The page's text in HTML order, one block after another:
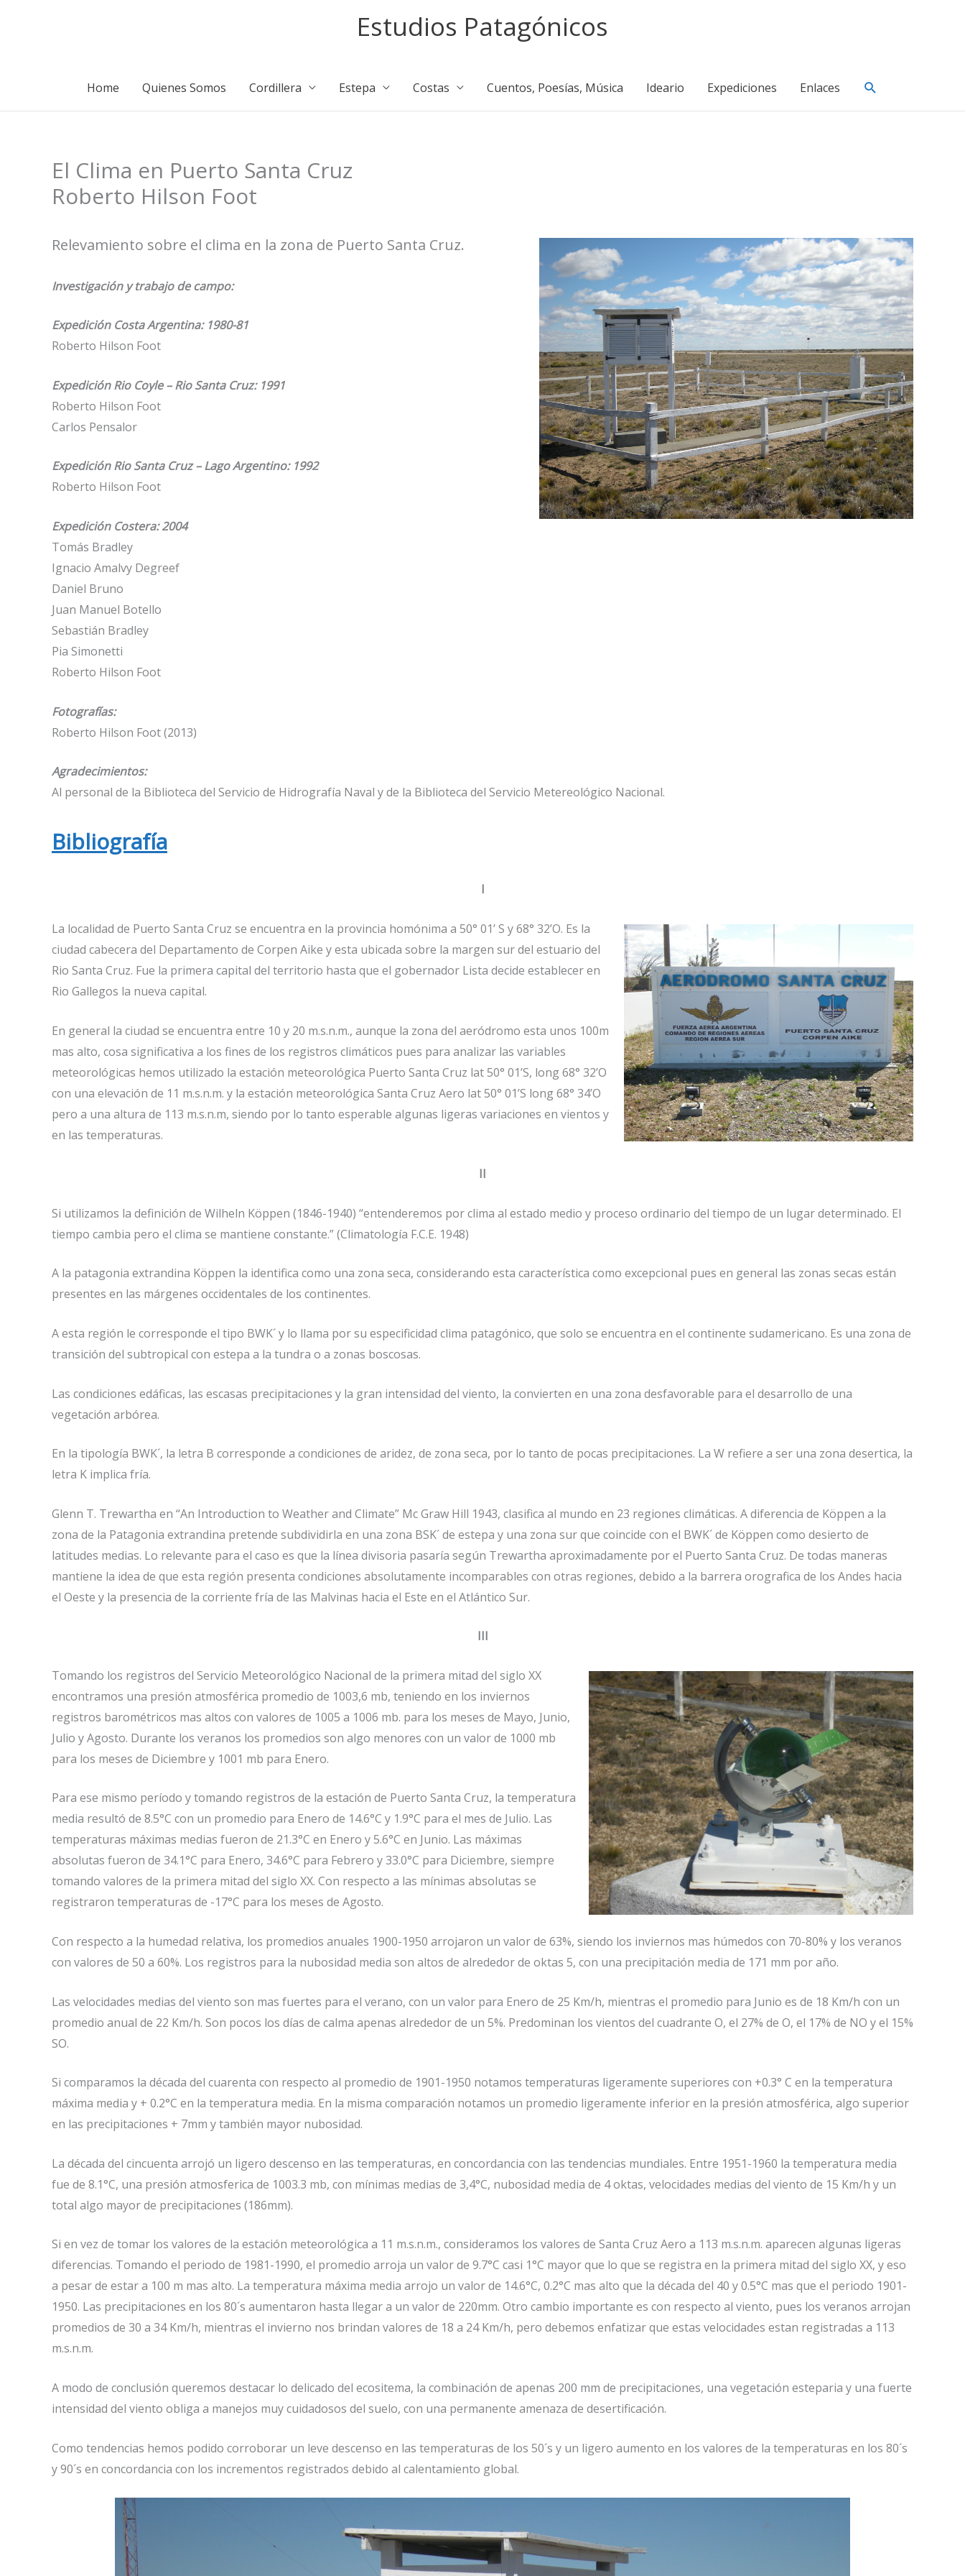
Estudios Patagónicos
Home Quienes Somos Cordillera Estepa Costas Cuentos, Poesías, Música Ideario Expediciones Enlaces Buscar
El Clima en Puerto Santa Cruz
Roberto Hilson Foot
Relevamiento sobre el clima en la zona de Puerto Santa Cruz.
Investigación y trabajo de campo:
Expedición Costa Argentina: 1980-81
Roberto Hilson Foot
Expedición Rio Coyle – Rio Santa Cruz: 1991
Roberto Hilson Foot
Carlos Pensalor
Expedición Rio Santa Cruz – Lago Argentino: 1992
Roberto Hilson Foot
Expedición Costera: 2004
Tomás Bradley
Ignacio Amalvy Degreef
Daniel Bruno
Juan Manuel Botello
Sebastián Bradley
Pia Simonetti
Roberto Hilson Foot
Fotografías:
Roberto Hilson Foot (2013)
Agradecimientos:
Al personal de la Biblioteca del Servicio de Hidrografía Naval y de la Biblioteca del Servicio Metereológico Nacional.
Bibliografía
I
La localidad de Puerto Santa Cruz se encuentra en la provincia homónima a 50° 01’ S y 68° 32’O. Es la
ciudad cabecera del Departamento de Corpen Aike y esta ubicada sobre la margen sur del estuario del
Rio Santa Cruz. Fue la primera capital del territorio hasta que el gobernador Lista decide establecer en
Rio Gallegos la nueva capital.
En general la ciudad se encuentra entre 10 y 20 m.s.n.m., aunque la zona del aeródromo esta unos 100m
mas alto, cosa significativa a los fines de los registros climáticos pues para analizar las variables
meteorológicas hemos utilizado la estación meteorológica Puerto Santa Cruz lat 50° 01’S, long 68° 32’O
con una elevación de 11 m.s.n.m. y la estación meteorológica Santa Cruz Aero lat 50° 01’S long 68° 34’O
pero a una altura de 113 m.s.n.m, siendo por lo tanto esperable algunas ligeras variaciones en vientos y
en las temperaturas.
II
Si utilizamos la definición de Wilheln Köppen (1846-1940) “entenderemos por clima al estado medio y proceso ordinario del tiempo de un lugar determinado. El
tiempo cambia pero el clima se mantiene constante.” (Climatología F.C.E. 1948)
A la patagonia extrandina Köppen la identifica como una zona seca, considerando esta característica como excepcional pues en general las zonas secas están
presentes en las márgenes occidentales de los continentes.
A esta región le corresponde el tipo BWK´ y lo llama por su especificidad clima patagónico, que solo se encuentra en el continente sudamericano. Es una zona de
transición del subtropical con estepa a la tundra o a zonas boscosas.
Las condiciones edáficas, las escasas precipitaciones y la gran intensidad del viento, la convierten en una zona desfavorable para el desarrollo de una
vegetación arbórea.
En la tipología BWK´, la letra B corresponde a condiciones de aridez, de zona seca, por lo tanto de pocas precipitaciones. La W refiere a ser una zona desertica, la
letra K implica fría.
Glenn T. Trewartha en “An Introduction to Weather and Climate” Mc Graw Hill 1943, clasifica al mundo en 23 regiones climáticas. A diferencia de Köppen a la
zona de la Patagonia extrandina pretende subdividirla en una zona BSK´ de estepa y una zona sur que coincide con el BWK´ de Köppen como desierto de
latitudes medias. Lo relevante para el caso es que la línea divisoria pasaría según Trewartha aproximadamente por el Puerto Santa Cruz. De todas maneras
mantiene la idea de que esta región presenta condiciones absolutamente incomparables con otras regiones, debido a la barrera orografica de los Andes hacia
el Oeste y la presencia de la corriente fría de las Malvinas hacia el Este en el Atlántico Sur.
III
Tomando los registros del Servicio Meteorológico Nacional de la primera mitad del siglo XX
encontramos una presión atmosférica promedio de 1003,6 mb, teniendo en los inviernos
registros barométricos mas altos con valores de 1005 a 1006 mb. para los meses de Mayo, Junio,
Julio y Agosto. Durante los veranos los promedios son algo menores con un valor de 1000 mb
para los meses de Diciembre y 1001 mb para Enero.
Para ese mismo período y tomando registros de la estación de Puerto Santa Cruz, la temperatura
media resultó de 8.5°C con un promedio para Enero de 14.6°C y 1.9°C para el mes de Julio. Las
temperaturas máximas medias fueron de 21.3°C en Enero y 5.6°C en Junio. Las máximas
absolutas fueron de 34.1°C para Enero, 34.6°C para Febrero y 33.0°C para Diciembre, siempre
tomando valores de la primera mitad del siglo XX. Con respecto a las mínimas absolutas se
registraron temperaturas de -17°C para los meses de Agosto.
Con respecto a la humedad relativa, los promedios anuales 1900-1950 arrojaron un valor de 63%, siendo los inviernos mas húmedos con 70-80% y los veranos
con valores de 50 a 60%. Los registros para la nubosidad media son altos de alrededor de oktas 5, con una precipitación media de 171 mm por año.
Las velocidades medias del viento son mas fuertes para el verano, con un valor para Enero de 25 Km/h, mientras el promedio para Junio es de 18 Km/h con un
promedio anual de 22 Km/h. Son pocos los días de calma apenas alrededor de un 5%. Predominan los vientos del cuadrante O, el 27% de O, el 17% de NO y el 15%
SO.
Si comparamos la década del cuarenta con respecto al promedio de 1901-1950 notamos temperaturas ligeramente superiores con +0.3° C en la temperatura
máxima media y + 0.2°C en la temperatura media. En la misma comparación notamos un promedio ligeramente inferior en la presión atmosférica, algo superior
en las precipitaciones + 7mm y también mayor nubosidad.
La década del cincuenta arrojó un ligero descenso en las temperaturas, en concordancia con las tendencias mundiales. Entre 1951-1960 la temperatura media
fue de 8.1°C, una presión atmosferica de 1003.3 mb, con mínimas medias de 3,4°C, nubosidad media de 4 oktas, velocidades medias del viento de 15 Km/h y un
total algo mayor de precipitaciones (186mm).
Si en vez de tomar los valores de la estación meteorológica a 11 m.s.n.m., consideramos los valores de Santa Cruz Aero a 113 m.s.n.m. aparecen algunas ligeras
diferencias. Tomando el periodo de 1981-1990, el promedio arroja un valor de 9.7°C casi 1°C mayor que lo que se registra en la primera mitad del siglo XX, y eso
a pesar de estar a 100 m mas alto. La temperatura máxima media arrojo un valor de 14.6°C, 0.2°C mas alto que la década del 40 y 0.5°C mas que el periodo 1901-
1950. Las precipitaciones en los 80´s aumentaron hasta llegar a un valor de 220mm. Otro cambio importante es con respecto al viento, pues los veranos arrojan
promedios de 30 a 34 Km/h, mientras el invierno nos brindan valores de 18 a 24 Km/h, pero debemos enfatizar que estas velocidades estan registradas a 113
m.s.n.m.
A modo de conclusión queremos destacar lo delicado del ecositema, la combinación de apenas 200 mm de precipitaciones, una vegetación esteparia y una fuerte
intensidad del viento obliga a manejos muy cuidadosos del suelo, con una permanente amenaza de desertificación.
Como tendencias hemos podido corroborar un leve descenso en las temperaturas de los 50´s y un ligero aumento en los valores de la temperaturas en los 80´s
y 90´s en concordancia con los incrementos registrados debido al calentamiento global.